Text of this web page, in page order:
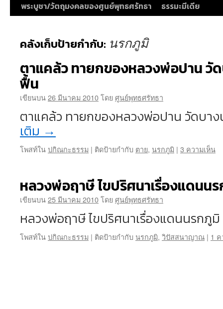
พระบูชา/วัตถุมงคลของศูนย์พุทธศรัทธา
ธรรมะมีเดีย
คลังเก็บป้ายกำกับ: นรกภูมิ
ตาแคล้ว ทายกของหลวงพ่อปาน วั
ฟื้น
เขียนบน26 มีนาคม 2010โดยศูนย์พุทธศรัทธา
ตาแคล้ว ทายกของหลวงพ่อปาน วัดบา
เติม →
โพสท์ในปกิณกะธรรม | ติดป้ายกำกับ ตาย, นรกภูมิ | 3 ความเห็น
หลวงพ่อฤาษี ไขปริศนาเรื่องแดนน
เขียนบน25 มีนาคม 2010โดยศูนย์พุทธศรัทธา
หลวงพ่อฤาษี ไขปริศนาเรื่องแดนนรกภู
โพสท์ในปกิณกะธรรม | ติดป้ายกำกับ นรกภูมิ, วิปัสสนาญาณ | 1